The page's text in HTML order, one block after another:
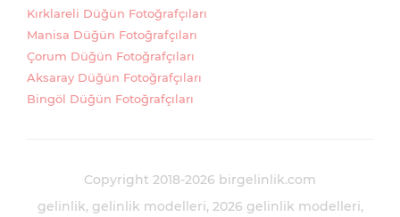
Kırklareli Düğün Fotoğrafçıları
Manisa Düğün Fotoğrafçıları
Çorum Düğün Fotoğrafçıları
Aksaray Düğün Fotoğrafçıları
Bingöl Düğün Fotoğrafçıları
Copyright 2018-2026 birgelinlik.com
gelinlik gelinlik modelleri 2026 gelinlik modelleri